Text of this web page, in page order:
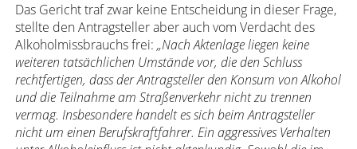
Das Gericht traf zwar keine Entscheidung in dieser Frage,
stellte den Antragsteller aber auch vom Verdacht des
Alkoholmissbrauchs frei: „Nach Aktenlage liegen keine
weiteren tatsächlichen Umstände vor, die den Schluss
rechtfertigen, dass der Antragsteller den Konsum von Alkohol
und die Teilnahme am Straßenverkehr nicht zu trennen
vermag. Insbesondere handelt es sich beim Antragsteller
nicht um einen Berufskraftfahrer. Ein aggressives Verhalten